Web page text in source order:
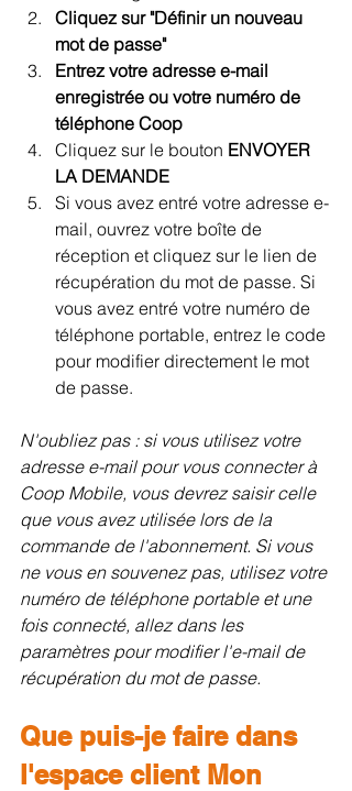
Cliquez sur "Définir un nouveau
mot de passe"
Entrez votre adresse e-mail
enregistrée ou votre numéro de
téléphone Coop
Cliquez sur le bouton ENVOYER
LA DEMANDE
Si vous avez entré votre adresse e-
mail, ouvrez votre boîte de
réception et cliquez sur le lien de
récupération du mot de passe. Si
vous avez entré votre numéro de
téléphone portable, entrez le code
pour modifier directement le mot
de passe.
N'oubliez pas : si vous utilisez votre
adresse e-mail pour vous connecter à
Coop Mobile, vous devrez saisir celle
que vous avez utilisée lors de la
commande de l'abonnement. Si vous
ne vous en souvenez pas, utilisez votre
numéro de téléphone portable et une
fois connecté, allez dans les
paramètres pour modifier l'e-mail de
récupération du mot de passe.
Que puis-je faire dans
l'espace client Mon